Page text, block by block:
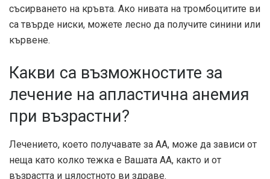
съсирването на кръвта. Ако нивата на тромбоцитите ви
са твърде ниски, можете лесно да получите синини или
кървене.
Какви са възможностите за
лечение на апластична анемия
при възрастни?
Лечението, което получавате за АА, може да зависи от
неща като колко тежка е Вашата АА, както и от
възрастта и цялостното ви здраве.